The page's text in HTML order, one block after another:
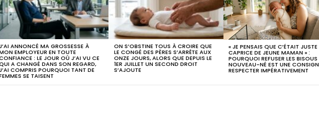
ANNONCÉ MA GROSSESSE À
EMPLOYEUR EN TOUTE
: LE JOUR OÙ J’AI VU CE
A CHANGÉ DANS SON REGARD,
COMPRIS POURQUOI TANT DE
SE TAISENT
ON S’OBSTINE TOUS À CROIRE QUE
LE CONGÉ DES PÈRES S’ARRÊTE AUX
ONZE JOURS, ALORS QUE DEPUIS LE
1ER JUILLET UN SECOND DROIT
S’AJOUTE
« JE PENSAIS QUE C’ÉTAIT
CAPRICE DE JEUNE MAMAN » :
POURQUOI REFUSER LES
NOUVEAU-NÉ EST UNE
RESPECTER IMPÉRATIVEMENT